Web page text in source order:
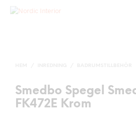
Smedbo Spegel
FK472E Krom